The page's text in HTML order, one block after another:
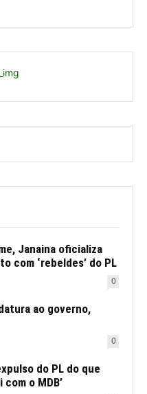
Janaina oficializa
com ‘rebeldes’ do PL
0
ao governo,
0
do PL do que
o MDB’